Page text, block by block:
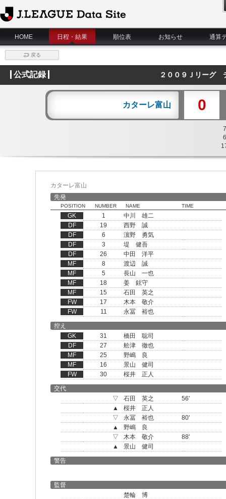
J.League Data Site
HOME
日程・結果 順位表 お知らせ 通算
戻る
公式記録 ２００９Ｊリーグ
カターレ富山 0
7
6
カターレ富山
先発
POSITION NUMBER NAME TIME
GK 1
中川 雄二
DF
19
西野 誠
DF
6
濵野 勇気
DF
3
堤 健吾
DF
26
中田 洋平
MF
8
渡辺 誠
MF
5
長山 一也
MF
18
姜 鉉守
MF
15
石田 英之
FW
17
木本 敬介
FW
11
永冨 裕也
控え
GK
31
橋田 聡司
DF
27
舩津 徹也
MF
25
野嶋 良
MF
16
景山 健司
FW
30
桜井 正人
交代
▽
石田 英之
56'
▲
桜井 正人
▽
永冨 裕也
80'
▲
野嶋 良
▽
木本 敬介
88'
▲
景山 健司
警告
監督
楚輪 博